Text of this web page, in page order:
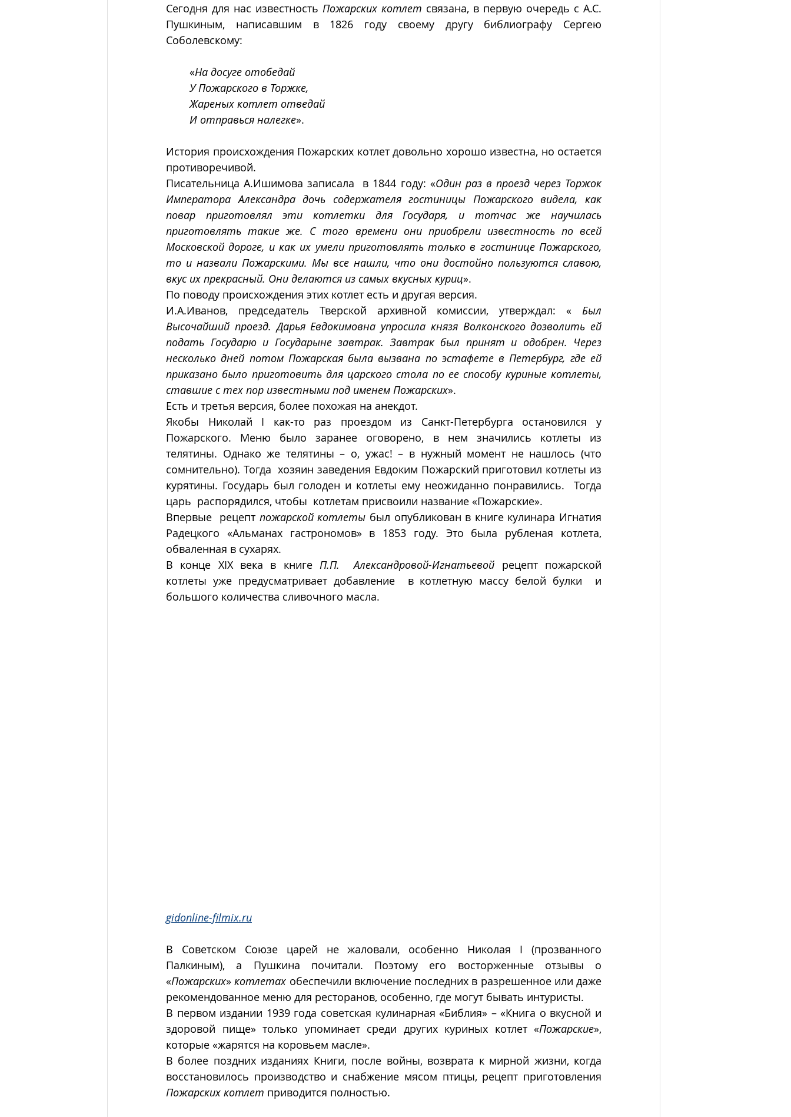
Сегодня для нас известность Пожарских котлет связана, в первую очередь с А.С.
Пушкиным, написавшим в 1826 году своему другу библиографу Сергею
Соболевскому:
«На досуге отобедай
У Пожарского в Торжке,
Жареных котлет отведай
И отправься налегке».
История происхождения Пожарских котлет довольно хорошо известна, но остается
противоречивой.
Писательница А.Ишимова записала  в 1844 году: «Один раз в проезд через Торжок
Императора Александра дочь содержателя гостиницы Пожарского видела, как
повар приготовлял эти котлетки для Государя, и тотчас же научилась
приготовлять такие же. С того времени они приобрели известность по всей
Московской дороге, и как их умели приготовлять только в гостинице Пожарского,
то и назвали Пожарскими. Мы все нашли, что они достойно пользуются славою,
вкус их прекрасный. Они делаются из самых вкусных куриц».
По поводу происхождения этих котлет есть и другая версия.
И.А.Иванов, председатель Тверской архивной комиссии, утверждал: « Был
Высочайший проезд. Дарья Евдокимовна упросила князя Волконского дозволить ей
подать Государю и Государыне завтрак. Завтрак был принят и одобрен. Через
несколько дней потом Пожарская была вызвана по эстафете в Петербург, где ей
приказано было приготовить для царского стола по ее способу куриные котлеты,
ставшие с тех пор известными под именем Пожарских».
Есть и третья версия, более похожая на анекдот.
Якобы Николай I как-то раз проездом из Санкт-Петербурга остановился у
Пожарского. Меню было заранее оговорено, в нем значились котлеты из
телятины. Однако же телятины – о, ужас! – в нужный момент не нашлось (что
сомнительно). Тогда  хозяин заведения Евдоким Пожарский приготовил котлеты из
курятины. Государь был голоден и котлеты ему неожиданно понравились.  Тогда
царь  распорядился, чтобы  котлетам присвоили название «Пожарские».
Впервые  рецепт пожарской котлеты был опубликован в книге кулинара Игнатия
Радецкого «Альманах гастрономов» в 1853 году. Это была рубленая котлета,
обваленная в сухарях.
В конце XIX века в книге П.П.  Александровой-Игнатьевой рецепт пожарской
котлеты уже предусматривает добавление  в котлетную массу белой булки  и
большого количества сливочного масла.
gidonline-filmix.ru
В Советском Союзе царей не жаловали, особенно Николая I (прозванного
Палкиным), а Пушкина почитали. Поэтому его восторженные отзывы о
«Пожарских» котлетах обеспечили включение последних в разрешенное или даже
рекомендованное меню для ресторанов, особенно, где могут бывать интуристы.
В первом издании 1939 года советская кулинарная «Библия» – «Книга о вкусной и
здоровой пище» только упоминает среди других куриных котлет «Пожарские»,
которые «жарятся на коровьем масле».
В более поздних изданиях Книги, после войны, возврата к мирной жизни, когда
Пожарских котлет приводится полностью.